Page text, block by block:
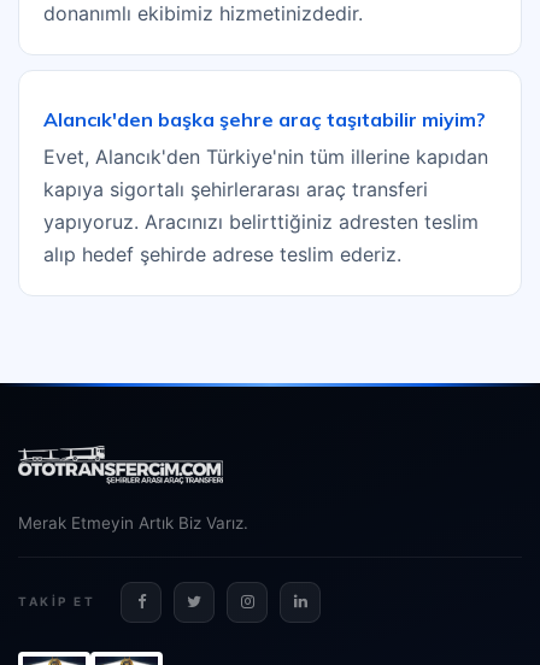
donanımlı ekibimiz hizmetinizdedir.
Alancık'den başka şehre araç taşıtabilir miyim?
Evet, Alancık'den Türkiye'nin tüm illerine kapıdan
kapıya sigortalı şehirlerarası araç transferi
yapıyoruz. Aracınızı belirttiğiniz adresten teslim
alıp hedef şehirde adrese teslim ederiz.
Merak Etmeyin Artık Biz Varız.
TAKIP ET